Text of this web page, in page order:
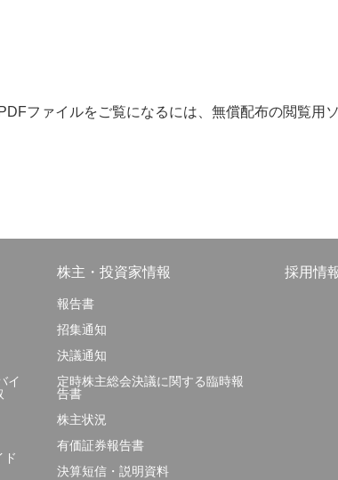
ファイルをご覧になるには、無償配布の閲覧用ソ
イ
ド
株主・投資家情報
報告書
招集通知
決議通知
定時株主総会決議に関する臨時報
告書
株主状況
有価証券報告書
決算短信・説明資料
採用情